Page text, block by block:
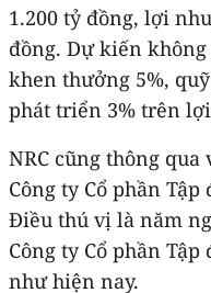
1.200 tỷ đồng, lợi
đồng. Dự kiến
khen thưởng 5%,
phát triển 3% trên
NRC cũng thông
Công ty Cổ phần
Điều thú vị là năm
Công ty Cổ phần
như hiện nay.